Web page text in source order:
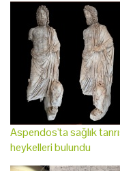
Aspendos'ta sağlık
heykelleri bulundu